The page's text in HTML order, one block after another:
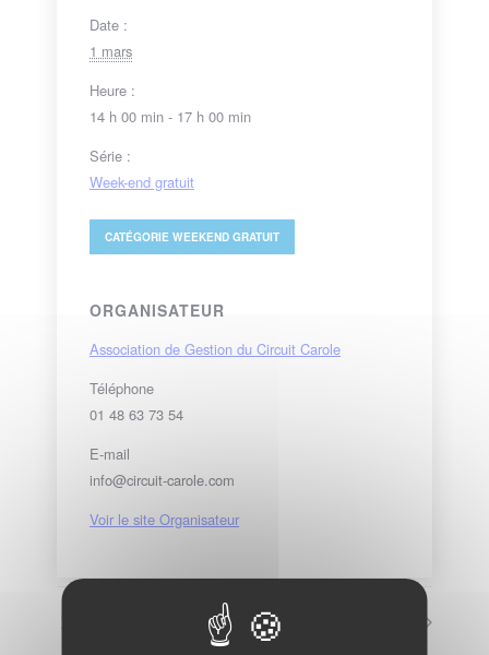
Date :
1 mars
Heure :
14 h 00 min - 17 h 00 min
Série :
Week-end gratuit
CATÉGORIEWEEKEND GRATUIT
ORGANISATEUR
Association de Gestion du Circuit Carole
Téléphone
01 48 63 73 54
E-mail
info@circuit-carole.com
Voir le site Organisateur